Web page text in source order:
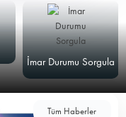
İmar Durumu Sorgula
Tüm Haberler